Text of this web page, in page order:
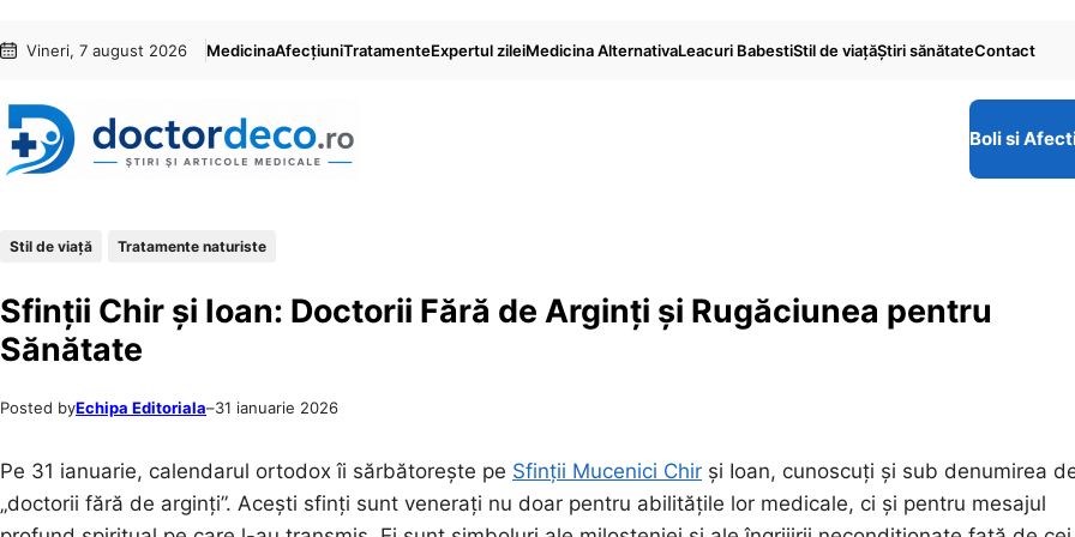
conținut
content
Vineri, 7 august 2026 MedicinaAfecțiuniTratamenteExpertul zileiMedicina AlternativaLeacuri BabestiStil de viaţăŞtiri sănătateContact
Boli si
Stil de viaţă Tratamente naturiste
Sfinții Chir și Ioan: Doctorii Fără de Arginți și Rugăciunea pentru
Sănătate
Posted byEchipa Editoriala–31 ianuarie 2026
Pe 31 ianuarie, calendarul ortodox îi sărbătorește pe Sfinții Mucenici Chir și Ioan, cunoscuți și sub denumirea
„doctorii fără de arginți”. Acești sfinți sunt venerați nu doar pentru abilitățile lor medicale, ci și pentru mesajul